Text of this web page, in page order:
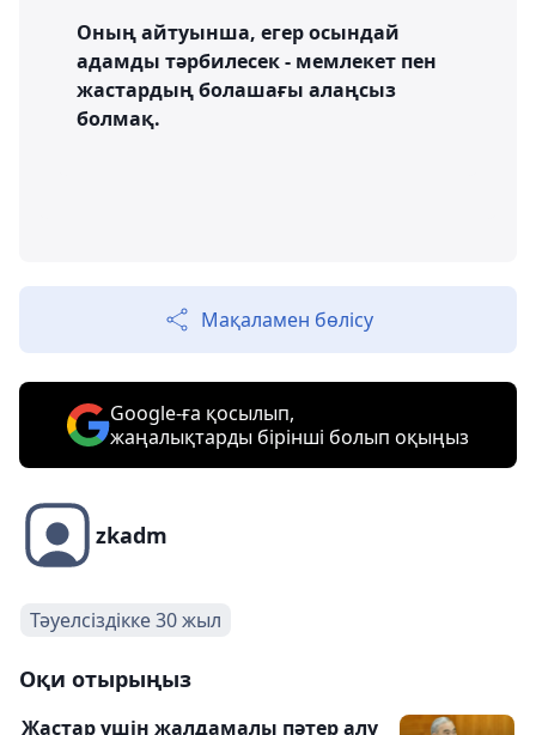
Оның айтуынша, егер осындай
адамды тәрбилесек - мемлекет пен
жастардың болашағы алаңсыз
болмақ.
Мақаламен бөлісу
Google-ға қосылып,
жаңалықтарды бірінші болып оқыңыз
zkadm
Тәуелсіздікке 30 жыл
Оқи отырыңыз
Жастар үшін жалдамалы пәтер алу